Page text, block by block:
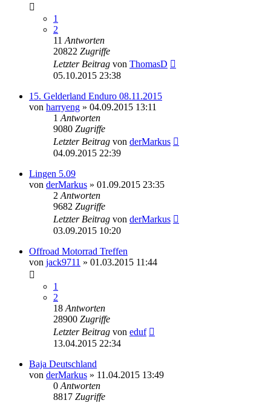
1
2
11 Antworten
20822 Zugriffe
Letzter Beitrag von ThomasD
05.10.2015 23:38
15. Gelderland Enduro 08.11.2015
von harryeng » 04.09.2015 13:11
1 Antworten
9080 Zugriffe
Letzter Beitrag von derMarkus
04.09.2015 22:39
Lingen 5.09
von derMarkus » 01.09.2015 23:35
2 Antworten
9682 Zugriffe
Letzter Beitrag von derMarkus
03.09.2015 10:20
Offroad Motorrad Treffen
von jack9711 » 01.03.2015 11:44
1
2
18 Antworten
28900 Zugriffe
Letzter Beitrag von eduf
13.04.2015 22:34
Baja Deutschland
von derMarkus » 11.04.2015 13:49
0 Antworten
8817 Zugriffe